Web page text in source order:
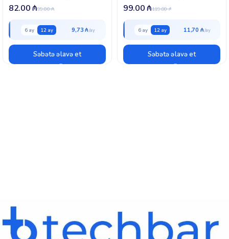
99.00₼
82.00₼
6 ay 12 ay 9,73 ₼
Səbətə əlavə et
119.00₼
99.00₼
6 ay 12 ay 11,70 ₼
Səbətə əlavə et